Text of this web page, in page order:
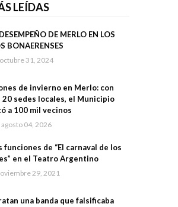
LEÍDAS
DE MERLO EN LOS
BONAERENSES
31, 2024
de invierno en Merlo: con
20 sedes locales, el Municipio
a 100 mil vecinos
04, 2026
funciones de “El carnaval de los
en el Teatro Argentino
29, 2021
una banda que falsificaba